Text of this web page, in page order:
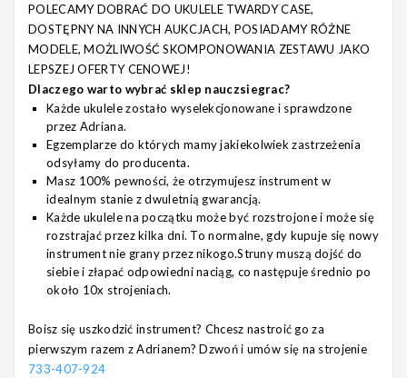
POLECAMY DOBRAĆ DO UKULELE TWARDY CASE,
DOSTĘPNY NA INNYCH AUKCJACH, POSIADAMY RÓŻNE
MODELE, MOŻLIWOŚĆ SKOMPONOWANIA ZESTAWU JAKO
LEPSZEJ OFERTY CENOWEJ!
Dlaczego warto wybrać sklep nauczsiegrac?
Każde ukulele zostało wyselekcjonowane i sprawdzone
przez Adriana.
Egzemplarze do których mamy jakiekolwiek zastrzeżenia
odsyłamy do producenta.
Masz 100% pewności, że otrzymujesz instrument w
idealnym stanie z dwuletnią gwarancją.
Każde ukulele na początku może być rozstrojone i może się
rozstrajać przez kilka dni. To normalne, gdy kupuje się nowy
instrument nie grany przez nikogo.Struny muszą dojść do
siebie i złapać odpowiedni naciąg, co następuje średnio po
około 10x strojeniach.
Boisz się uszkodzić instrument? Chcesz nastroić go za
pierwszym razem z Adrianem? Dzwoń i umów się na strojenie
733-407-924